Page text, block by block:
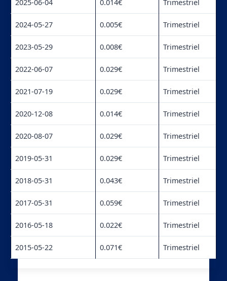
2025-06-04 0.014€ Trimestriel
2024-05-27 0.005€ Trimestriel
2023-05-29 0.008€ Trimestriel
2022-06-07 0.029€ Trimestriel
2021-07-19 0.029€ Trimestriel
2020-12-08 0.014€ Trimestriel
2020-08-07 0.029€ Trimestriel
2019-05-31 0.029€ Trimestriel
2018-05-31 0.043€ Trimestriel
2017-05-31 0.059€ Trimestriel
2016-05-18 0.022€ Trimestriel
2015-05-22 0.071€ Trimestriel